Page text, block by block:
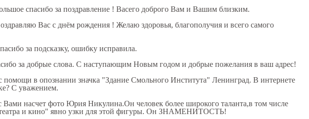
спасибо за поздравление ! Васего доброго Вам и Вашим близким.
Вас с днём рождения ! Желаю здоровья, благополучия и всего самого
за подсказку, ошибку исправила.
за добрые слова. С наступающим Новым годом и добрые пожелания в ваш адрес!
в опознании значка "Здание Смольного Института" Ленинград. В интернете
С уважением.
насчет фото Юрия Никулина.Он человек более широкого таланта,в том числе
театра и кино" явно узки для этой фигуры. Он ЗНАМЕНИТОСТЬ!